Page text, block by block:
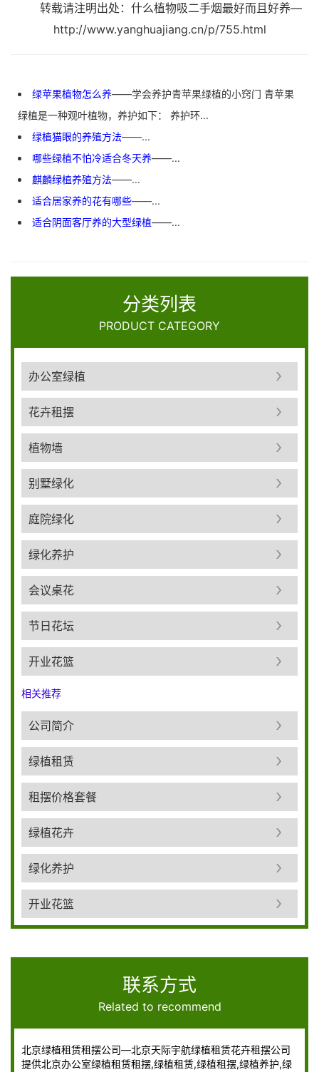
转载请注明出处：什么植物吸二手烟最好而且好养—
http://www.yanghuajiang.cn/p/755.html
绿苹果植物怎么养——学会养护青苹果绿植的小窍门 青苹果
绿植是一种观叶植物，养护如下： 养护环...
绿植猫眼的养殖方法——...
哪些绿植不怕冷适合冬天养——...
麒麟绿植养殖方法——...
适合居家养的花有哪些——...
适合阴面客厅养的大型绿植——...
分类列表
PRODUCT CATEGORY
办公室绿植
花卉租摆
植物墙
别墅绿化
庭院绿化
绿化养护
会议桌花
节日花坛
开业花篮
相关推荐
公司简介
绿植租赁
租摆价格套餐
绿植花卉
绿化养护
开业花篮
联系方式
Related to recommend
北京绿植租赁租摆公司—北京天际宇航绿植租赁花卉租摆公司
提供北京办公室绿植租赁租摆,绿植租赁,绿植租摆,绿植养护,绿